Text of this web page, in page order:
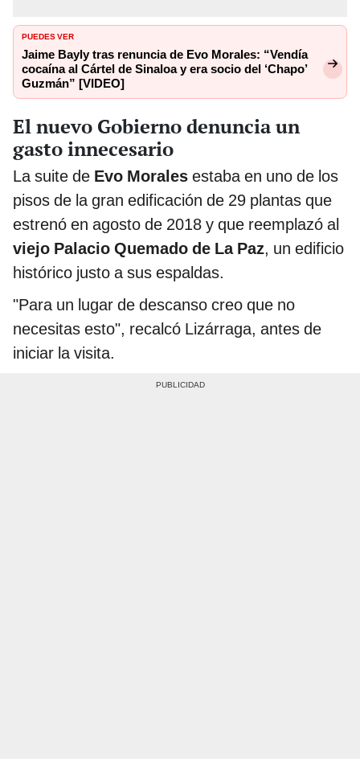
PUEDES VER
Jaime Bayly tras renuncia de Evo Morales: “Vendía
cocaína al Cártel de Sinaloa y era socio del ‘Chapo’
Guzmán” [VIDEO]
El nuevo Gobierno denuncia un
gasto innecesario
La suite de Evo Morales estaba en uno de los
pisos de la gran edificación de 29 plantas que
estrenó en agosto de 2018 y que reemplazó al
viejo Palacio Quemado de La Paz, un edificio
histórico justo a sus espaldas.
"Para un lugar de descanso creo que no
necesitas esto", recalcó Lizárraga, antes de
iniciar la visita.